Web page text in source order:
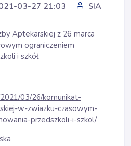
03-27 21:03
SIA
Aptekarskiej z 26 marca
ograniczeniem
i szkół.
03/26/komunikat-
w-zwiazku-czasowym-
przedszkoli-i-szkol/